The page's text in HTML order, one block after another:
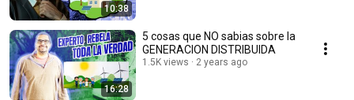
10:38
16:28
5 cosas que NO sabias sobre la
GENERACION DISTRIBUIDA
1.5K views 2 years ago